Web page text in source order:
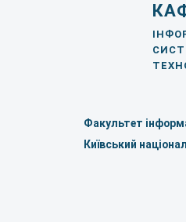
Факультет
Київський